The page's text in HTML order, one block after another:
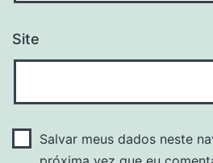
Site
Salvar meus dados neste